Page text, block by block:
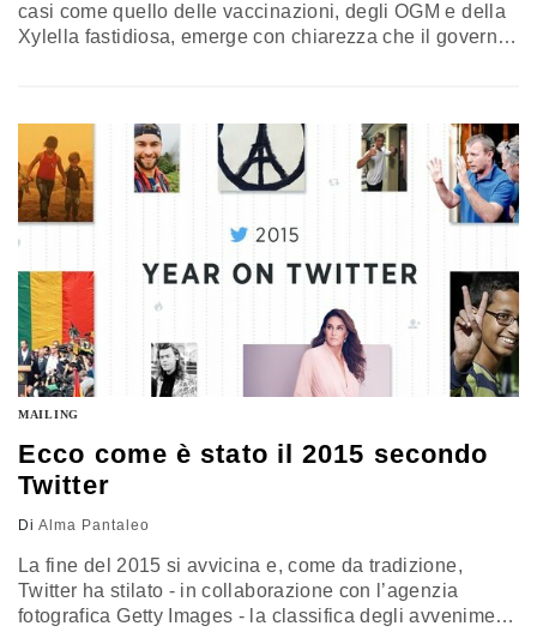
casi come quello delle vaccinazioni, degli OGM e della
Xylella fastidiosa, emerge con chiarezza che il governo,
scelte politiche. C’è stato un tempo, invece, in cui tale
ruolo era svolto dal CNR…
MAILING
Ecco come è stato il 2015 secondo
Twitter
Di Alma Pantaleo
La fine del 2015 si avvicina e, come da tradizione,
Twitter ha stilato - in collaborazione con l’agenzia
fotografica Getty Images - la classifica degli avvenimenti